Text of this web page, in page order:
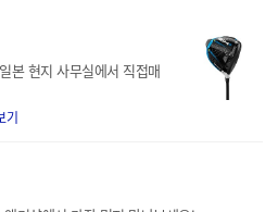
-유소년용 상하세트 항균 및 안심제품
본 현지 사무실에서 직접매